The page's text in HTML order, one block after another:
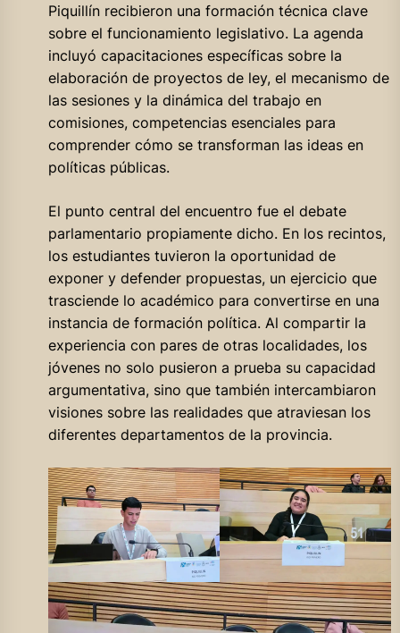
Piquillín recibieron una formación técnica clave
sobre el funcionamiento legislativo. La agenda
incluyó capacitaciones específicas sobre la
elaboración de proyectos de ley, el mecanismo de
las sesiones y la dinámica del trabajo en
comisiones, competencias esenciales para
comprender cómo se transforman las ideas en
políticas públicas.
El punto central del encuentro fue el debate
parlamentario propiamente dicho. En los recintos,
los estudiantes tuvieron la oportunidad de
exponer y defender propuestas, un ejercicio que
trasciende lo académico para convertirse en una
instancia de formación política. Al compartir la
experiencia con pares de otras localidades, los
jóvenes no solo pusieron a prueba su capacidad
argumentativa, sino que también intercambiaron
visiones sobre las realidades que atraviesan los
diferentes departamentos de la provincia.